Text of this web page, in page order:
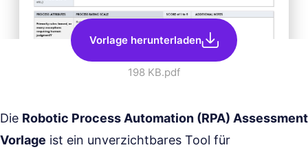
Vorlage herunterladen
198 KB.pdf
Die Robotic Process Automation (RPA) Assessment
Vorlage ist ein unverzichtbares Tool für